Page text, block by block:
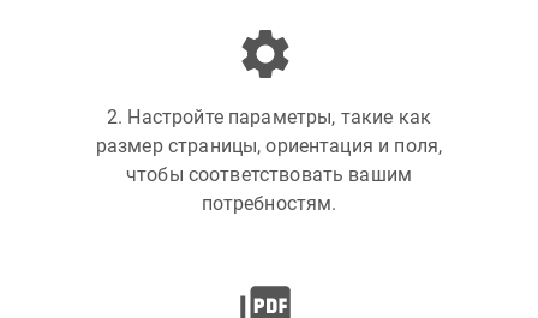
2. Настройте параметры, такие как
размер страницы, ориентация и поля,
чтобы соответствовать вашим
потребностям.